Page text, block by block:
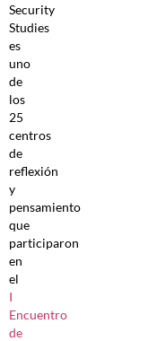
Security
Studies
es
uno
de
los
25
centros
de
reflexión
y
pensamiento
que
participaron
en
el
I
Encuentro
de